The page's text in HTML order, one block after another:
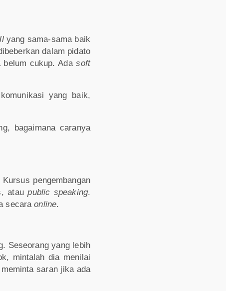
yang sama-sama baik
dalam pidato
belum cukup. Adasoft
yang baik,
bagaimana caranya
Kursus pengembangan
ataupublic speaking.
secaraonline.
Seseorang yang lebih
mintalah dia menilai
saran jika ada